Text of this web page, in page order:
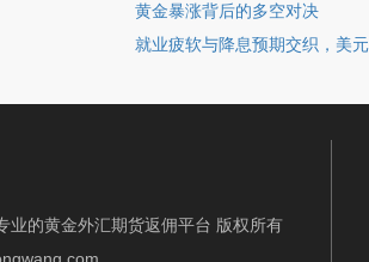
黄金暴涨背后的多空对决
就业疲软与降息预期交织，美
业的黄金外汇期货返佣平台 版权所有